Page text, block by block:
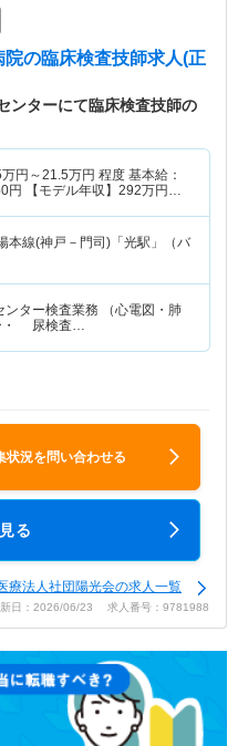
院の臨床検査技師求人(正
ンターにて臨床検査技師の
万円～21.5万円 程度 基本給：
【モデル年収】 292万円～
本線(神戸－門司)「光駅」（バ
ンター検査業務 （心電図・肺
・ 尿検査…
状況を問い合わせる
る
療法人社団陽光会の求人一覧
新日：2026/06/23 求人番号：9781988